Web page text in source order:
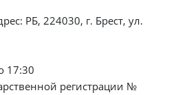
РБ, 224030, г. Брест, ул.
17:30
регистрации №